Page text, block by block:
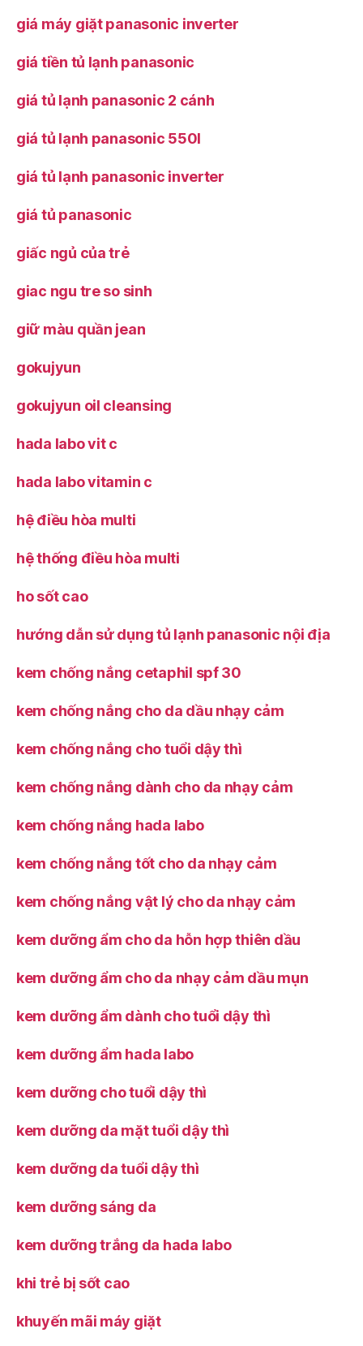
giá máy giặt panasonic inverter
giá tiền tủ lạnh panasonic
giá tủ lạnh panasonic 2 cánh
giá tủ lạnh panasonic 550l
giá tủ lạnh panasonic inverter
giá tủ panasonic
giấc ngủ của trẻ
giac ngu tre so sinh
giữ màu quần jean
gokujyun
gokujyun oil cleansing
hada labo vit c
hada labo vitamin c
hệ điều hòa multi
hệ thống điều hòa multi
ho sốt cao
hướng dẫn sử dụng tủ lạnh panasonic nội địa
kem chống nắng cetaphil spf 30
kem chống nắng cho da dầu nhạy cảm
kem chống nắng cho tuổi dậy thì
kem chống nắng dành cho da nhạy cảm
kem chống nắng hada labo
kem chống nắng tốt cho da nhạy cảm
kem chống nắng vật lý cho da nhạy cảm
kem dưỡng ẩm cho da hỗn hợp thiên dầu
kem dưỡng ẩm cho da nhạy cảm dầu mụn
kem dưỡng ẩm dành cho tuổi dậy thì
kem dưỡng ẩm hada labo
kem dưỡng cho tuổi dậy thì
kem dưỡng da mặt tuổi dậy thì
kem dưỡng da tuổi dậy thì
kem dưỡng sáng da
kem dưỡng trắng da hada labo
khi trẻ bị sốt cao
khuyến mãi máy giặt